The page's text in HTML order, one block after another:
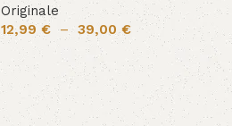
Originale
12,99€ – 39,00€